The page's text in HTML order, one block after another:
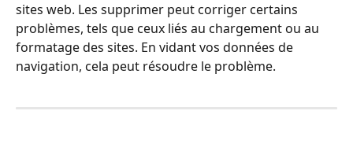
sites web. Les supprimer peut corriger certains
problèmes, tels que ceux liés au chargement ou au
formatage des sites. En vidant vos données de
navigation, cela peut résoudre le problème.